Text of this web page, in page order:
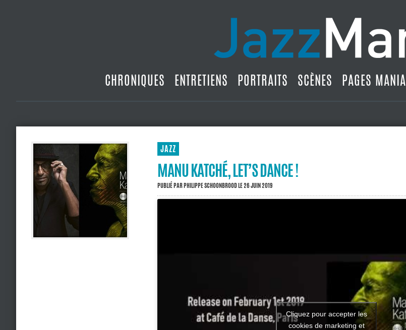
CHRONIQUES ENTRETIENS PORTRAITS SCÈNES PAGES MANIA
JAZZ
MANU KATCHÉ, LET’S DANCE !
PUBLIÉ PARPHILIPPE SCHOONBROODLE 26 JUIN 2019
Cliquez pour accepter les
cookies de marketing et